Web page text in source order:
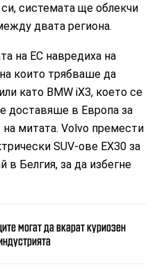
системата ще облекчи
двата региона.
на ЕС навредиха на
които трябваше да
като BMW iX3, което се
доставяше в Европа за
митата. Volvo премести
SUV-ове EX30 за
в Белгия, за да избегне
могат да вкарат куриозен